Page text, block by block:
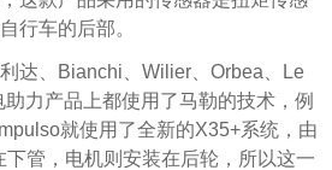
行车的后部。
达、Bianchi、Wilier、Orbea、Le
力产品上都使用了马勒的技术，例
就使用了全新的X35+系统，由
管，电机则安装在后轮，所以这一